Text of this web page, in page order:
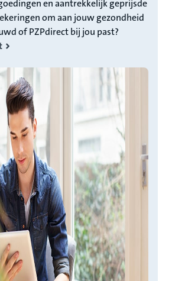
en aantrekkelijk geprijsde
om aan jouw gezondheid
of PZPdirect bij jou past?